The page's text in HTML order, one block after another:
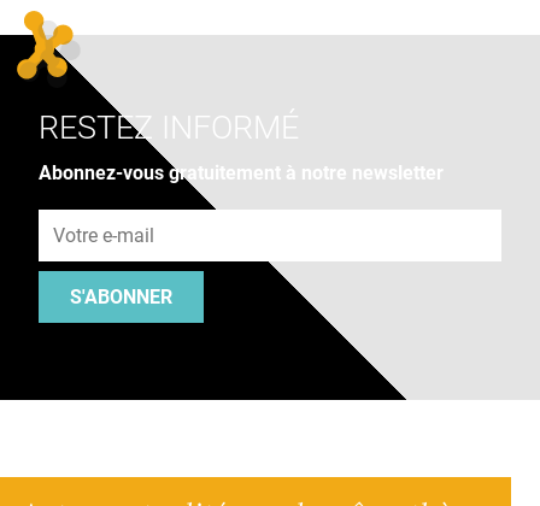
RESTEZ INFORMÉ
Abonnez-vous gratuitement à notre newsletter
S'ABONNER